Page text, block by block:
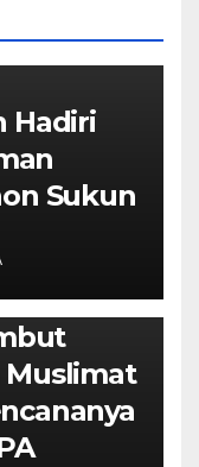
Hadiri
Sukun
Muslimat